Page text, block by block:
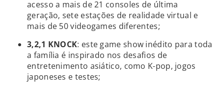
acesso a mais de 21 consoles de última
geração, sete estações de realidade virtual e
mais de 50 videogames diferentes;
3,2,1 KNOCK: este game show inédito para toda
a família é inspirado nos desafios de
entretenimento asiático, como K-pop, jogos
japoneses e testes;